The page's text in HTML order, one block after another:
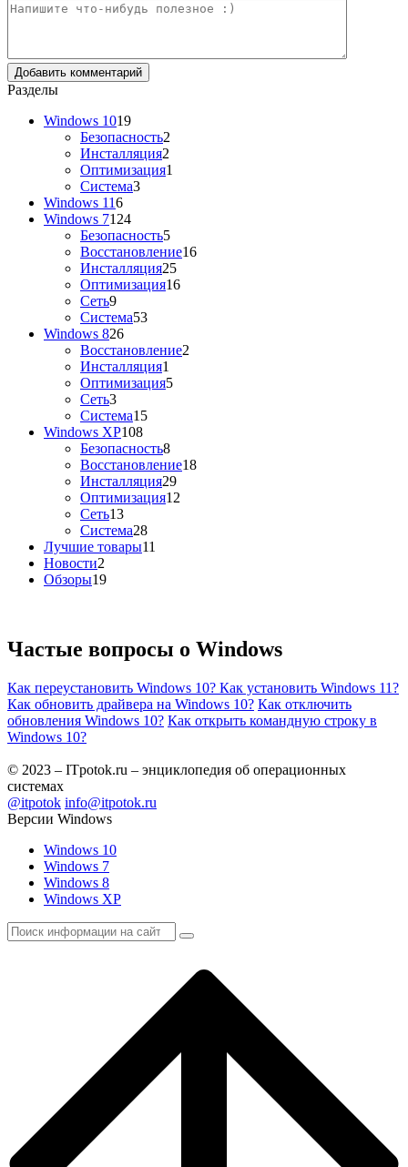
Разделы
Windows 1019
Безопасность2
Инсталляция2
Оптимизация1
Система3
Windows 116
Windows 7124
Безопасность5
Восстановление16
Инсталляция25
Оптимизация16
Сеть9
Система53
Windows 826
Восстановление2
Инсталляция1
Оптимизация5
Сеть3
Система15
Windows XP108
Безопасность8
Восстановление18
Инсталляция29
Оптимизация12
Сеть13
Система28
Лучшие товары11
Новости2
Обзоры19
Частые вопросы о Windows
Как переустановить Windows 10? Как установить Windows 11?
Как обновить драйвера на Windows 10? Как отключить
обновления Windows 10? Как открыть командную строку в
Windows 10?
© 2023 – ITpotok.ru – энциклопедия об операционных
системах
@itpotok info@itpotok.ru
Версии Windows
Windows 10
Windows 7
Windows 8
Windows XP